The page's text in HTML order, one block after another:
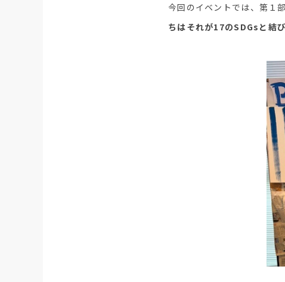
今回のイベントでは、第１
ちはそれが17のSDGsと結